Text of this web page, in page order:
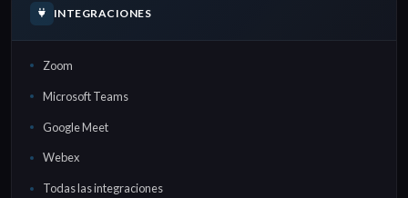
INTEGRACIONES
Zoom
Microsoft Teams
Google Meet
Webex
Todas las integraciones